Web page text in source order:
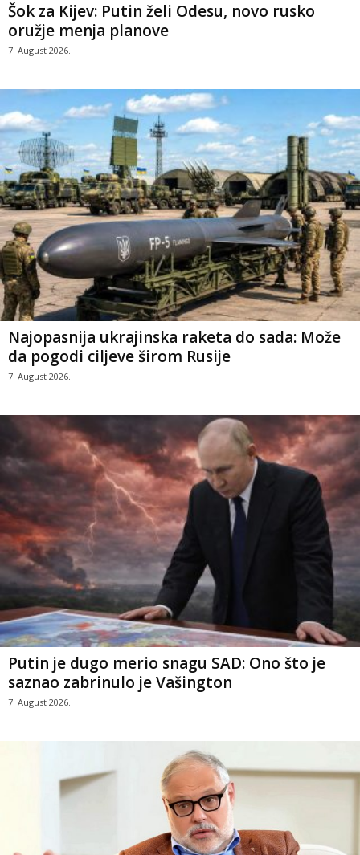
Šok za Kijev: Putin želi Odesu, novo rusko
oružje menja planove
7. August 2026.
Najopasnija ukrajinska raketa do sada: Može
da pogodi ciljeve širom Rusije
7. August 2026.
Putin je dugo merio snagu SAD: Ono što je
saznao zabrinulo je Vašington
7. August 2026.